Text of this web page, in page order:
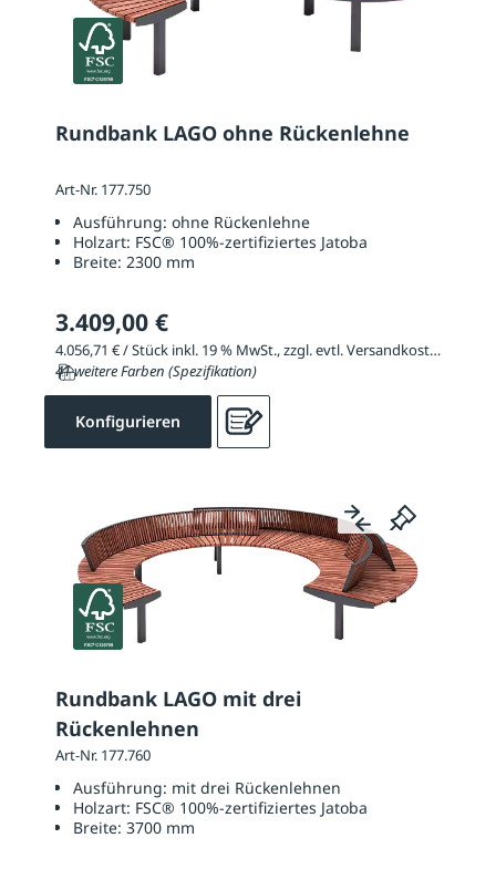
Rundbank LAGO ohne Rückenlehne
Art-Nr. 177.750
Ausführung: ohne Rückenlehne
Holzart: FSC® 100%-zertifiziertes Jatoba
Breite: 2300 mm
3.409,00 €
4.056,71 € / Stück inkl. 19 % MwSt., zzgl. evtl. Versandkosten
41 weitere Farben (Spezifikation)
Konfigurieren
Rundbank LAGO mit drei
Rückenlehnen
Art-Nr. 177.760
Ausführung: mit drei Rückenlehnen
Holzart: FSC® 100%-zertifiziertes Jatoba
Breite: 3700 mm